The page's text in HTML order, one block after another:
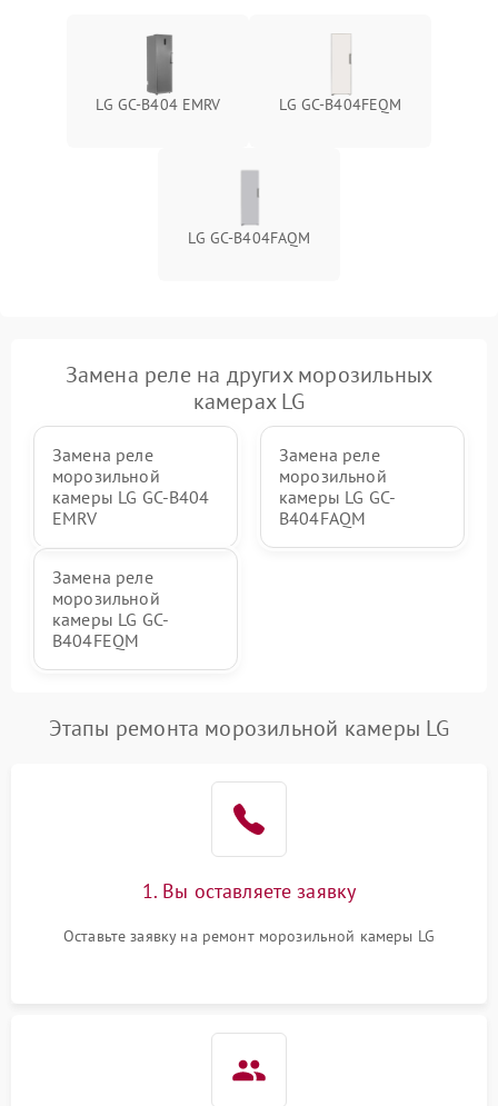
LG GC-B404 EMRV LG GC-B404FEQM
LG GC-B404FAQM
Замена реле на других морозильных
камерах LG
Замена реле
морозильной
камеры LG GC-B404
EMRV
Замена реле
морозильной
камеры LG GC-
B404FAQM
Замена реле
морозильной
камеры LG GC-
B404FEQM
Этапы ремонта морозильной камеры LG
1. Вы оставляете заявку
Оставьте заявку на ремонт морозильной камеры LG